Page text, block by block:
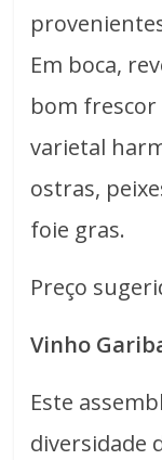
Em boca,
bom frescor
varietal
ostras,
foie gras.
Preço
Vinho
Este
diversidade